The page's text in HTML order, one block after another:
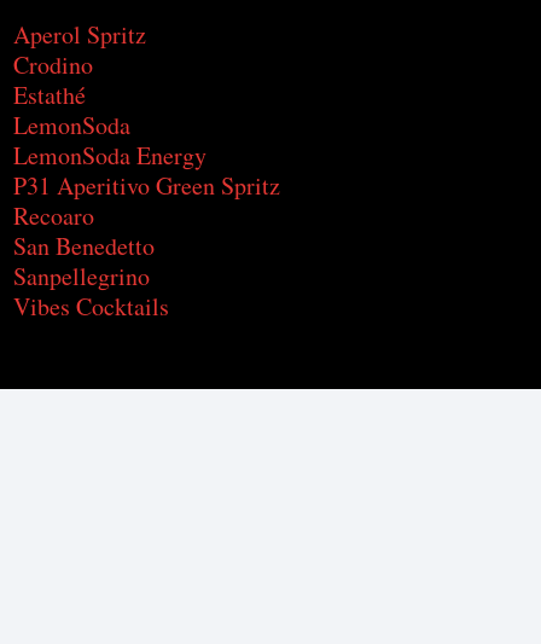
Aperol Spritz
Crodino
Estathé
LemonSoda
LemonSoda Energy
P31 Aperitivo Green Spritz
Recoaro
San Benedetto
Sanpellegrino
Vibes Cocktails